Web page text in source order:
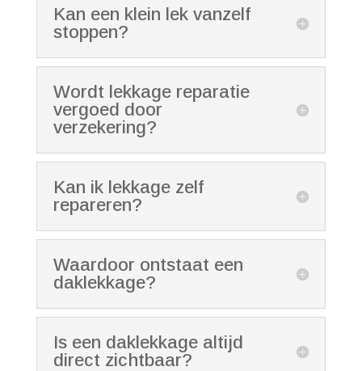
Kan een klein lek vanzelf
stoppen?
Wordt lekkage reparatie
vergoed door
verzekering?
Kan ik lekkage zelf
repareren?
Waardoor ontstaat een
daklekkage?
Is een daklekkage altijd
direct zichtbaar?